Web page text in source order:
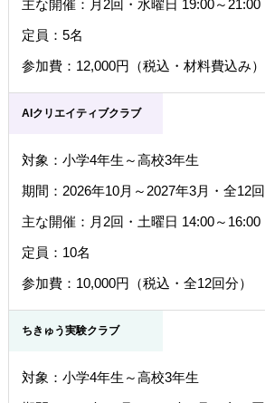
主な開催：月2回・水曜日 19:00～21:00
定員：5名
参加費：12,000円（税込・材料費込み）
AIクリエイティブクラブ
対象：小学4年生～高校3年生
期間：2026年10月～2027年3月・全12回
主な開催：月2回・土曜日 14:00～16:00
定員：10名
参加費：10,000円（税込・全12回分）
ちきゅう実験クラブ
対象：小学4年生～高校3年生